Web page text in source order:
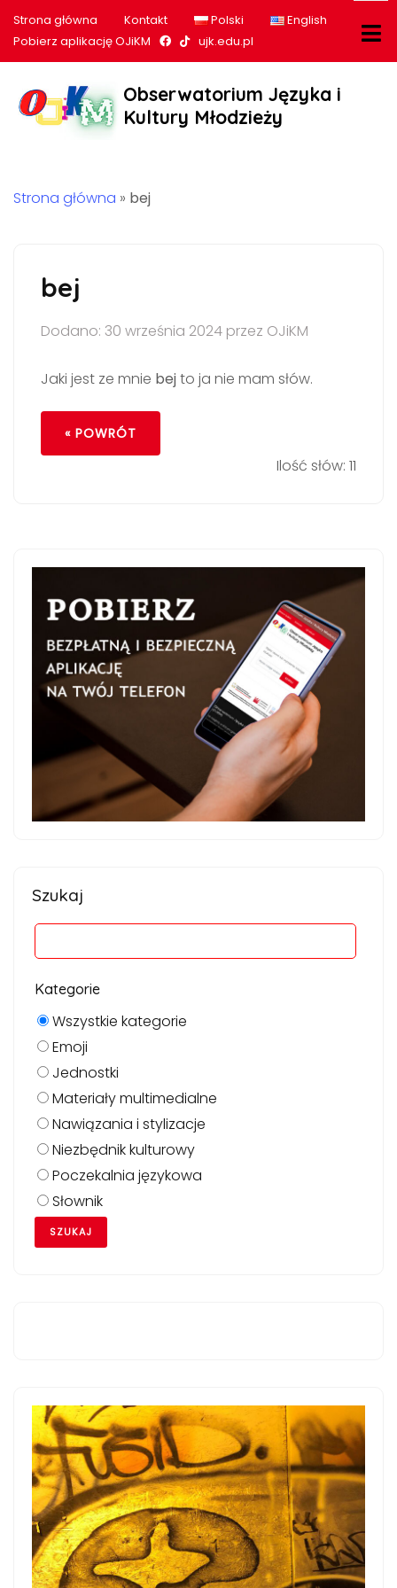
Strona główna Kontakt Polski
English
Pobierz aplikację OJiKM
Nasz profil na Facebook
Nasz profil na tiktok
ujk.edu.pl
Obserwatorium Języka i
Kultury Młodzieży
Strona główna » bej
bej
Dodano: 30 września 2024 przez OJiKM
Jaki jest ze mnie bejto ja nie mam słów.
« POWRÓT
Ilość słów: 11
Szukaj
Kategorie
Wszystkie kategorie
Emoji
Jednostki
Materiały multimedialne
Nawiązania i stylizacje
Niezbędnik kulturowy
Poczekalnia językowa
Słownik